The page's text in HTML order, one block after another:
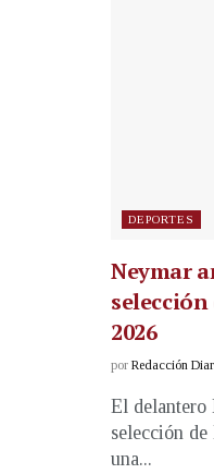
DEPORTES
Neymar
2026
por Redacción
El delantero
selección
una...